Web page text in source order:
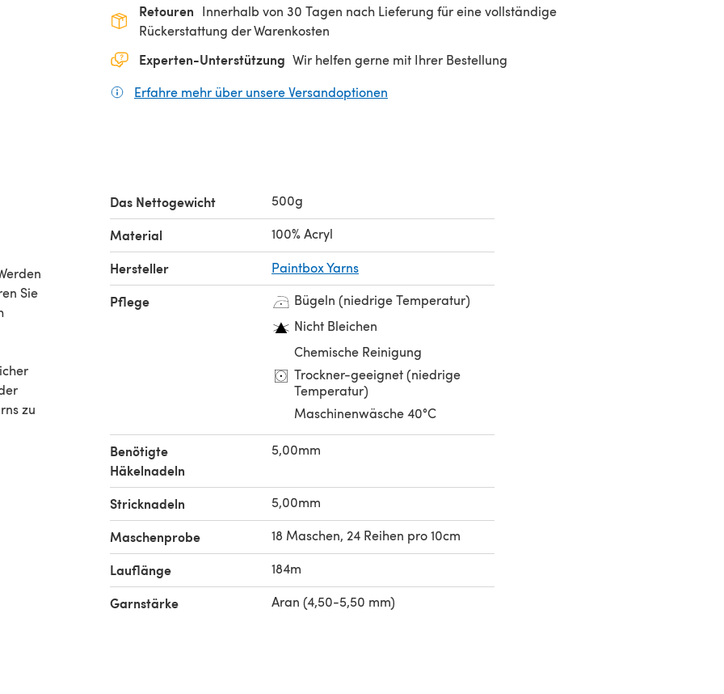
Retouren Innerhalb von 30 Tagen nach Lieferung für eine vollständige
Rückerstattung der Warenkosten
Experten-Unterstützung Wir helfen gerne mit Ihrer Bestellung
Erfahre mehr über unsere Versandoptionen
Sie
zu
Das Nettogewicht 500g
Material 100% Acryl
Hersteller Paintbox Yarns
Pflege
Bügeln (niedrige Temperatur)
Nicht Bleichen
Chemische Reinigung
Trockner-geeignet (niedrige
Temperatur)
Maschinenwäsche 40°C
Benötigte
Häkelnadeln
5,00mm
Stricknadeln 5,00mm
Maschenprobe 18 Maschen, 24 Reihen pro 10cm
Lauflänge 184m
Garnstärke Aran (4,50-5,50 mm)